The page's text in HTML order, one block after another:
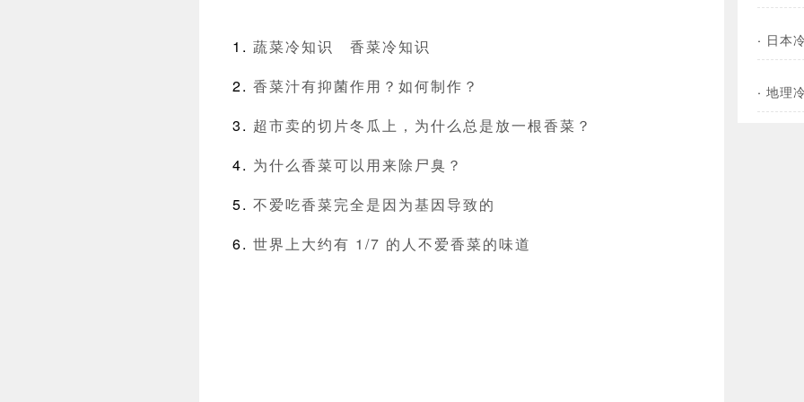
蔬菜冷知识
香菜冷知识
香菜汁有抑菌作用？如何制作？
超市卖的切片冬瓜上，为什么总是放一根香菜？
为什么香菜可以用来除尸臭？
不爱吃香菜完全是因为基因导致的
世界上大约有 1/7 的人不爱香菜的味道
· 日本
· 地理